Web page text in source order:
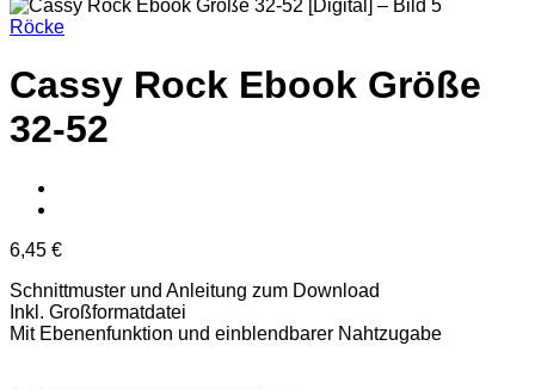
Röcke
Cassy Rock Ebook Größe
32-52
6,45 €
Schnittmuster und Anleitung zum Download
Inkl. Großformatdatei
Mit Ebenenfunktion und einblendbarer Nahtzugabe